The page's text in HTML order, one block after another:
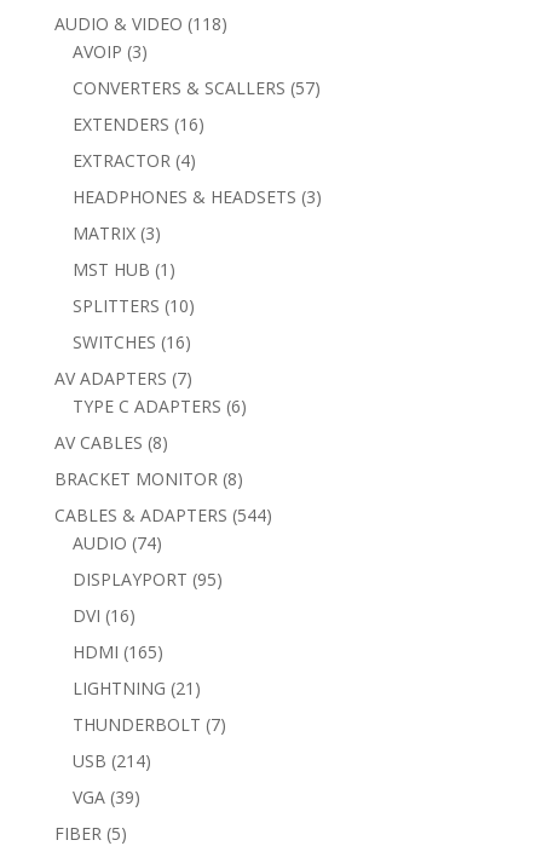
products
AUDIO & VIDEO 118118
AVOIP 33
products
CONVERTERS & SCALLERS 5757
EXTENDERS 1616
EXTRACTOR 44
products
HEADPHONES & HEADSETS 33
MATRIX 33
products
MST HUB 1 1
product
SPLITTERS 1010
products
SWITCHES 1616
products
AV ADAPTERS 77
products
TYPE C ADAPTERS 66
AV CABLES 88
products
BRACKET MONITOR 88
products
CABLES & ADAPTERS 544544
AUDIO 7474
products
DISPLAYPORT 9595
DVI 1616
products
HDMI 165165
products
LIGHTNING 21 21
products
THUNDERBOLT 77
USB 214214
VGA 3939
FIBER 55